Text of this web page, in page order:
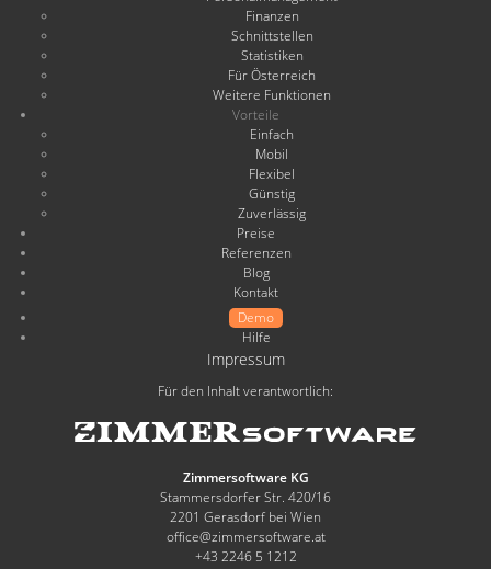
Finanzen
Schnittstellen
Statistiken
Für Österreich
Weitere Funktionen
Vorteile
Einfach
Mobil
Flexibel
Günstig
Zuverlässig
Preise
Referenzen
Blog
Kontakt
Demo
Hilfe
Impressum
Für den Inhalt verantwortlich:
Zimmersoftware KG
Stammersdorfer Str. 420/16
2201 Gerasdorf bei Wien
office@zimmersoftware.at
+43 2246 5 1212